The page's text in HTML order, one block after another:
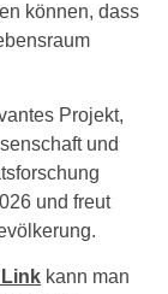
können, dass
Projekt,
und
und freut
kann man